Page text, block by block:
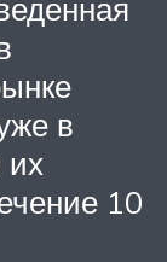
в
их
10